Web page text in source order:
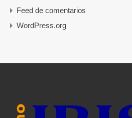
Feed de comentarios
WordPress.org